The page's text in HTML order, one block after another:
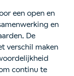
een open en
en
De
verschil maken
continu te